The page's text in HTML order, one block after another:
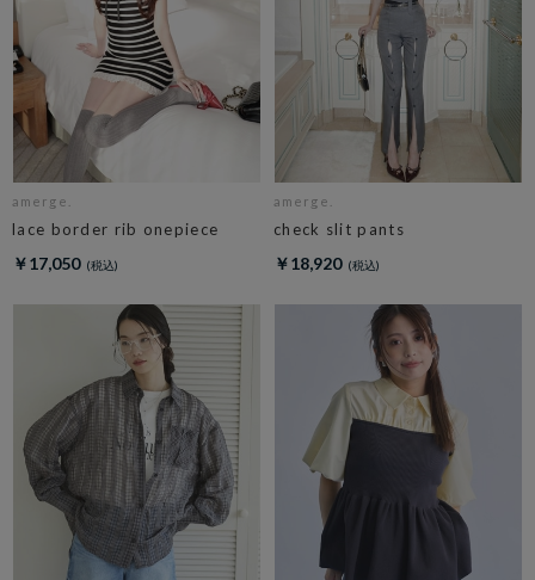
amerge.
lace border rib onepiece
￥17,050
amerge.
check slit pants
￥18,920